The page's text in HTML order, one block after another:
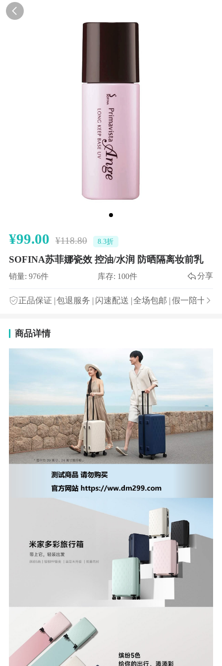
¥99.00 ¥118.80 8.3折
SOFINA苏菲娜瓷效 控油/水润 防晒隔离妆前乳
销量: 976件 库存: 100件 分享
正品保证 |包退服务 | 闪速配送 |全场包邮 | 假一陪十
商品详情